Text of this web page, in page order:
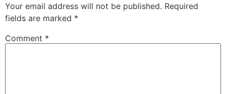
Your email address will not be published. Required
fields are marked *
Comment *